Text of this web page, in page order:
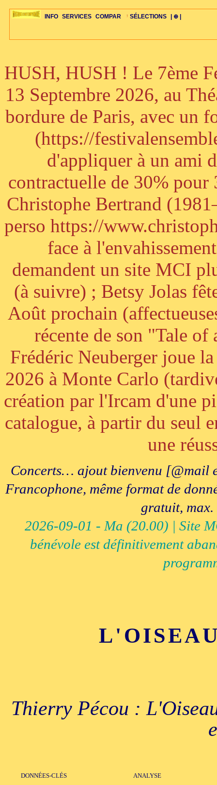
INFO
ÉDITORIAUX ACTUS-CONCERTS HISTOIRE PAYS STYLES-ÉCOLES
SERVICES
MAJ-LISTE ARCH-CONCERTS LIENS RADIOS VIDÉOS PLAN FAQS
COMPAR
SÉLECTION GUIDE-EXPRESS ŒUVRES BIOGRAPHIES PERSPECTIVE
SÉLECTIONS
SÉLECTION COMPOS-INTRO COMPO-INDIV ŒUVRES-INDIV
| ⊕ |
20ÈME PARAL 1001 CD TOP-REC BONUS-ROMANS BONUS-FILMS
CELLO-C
ALTO-C
VIOLON-C
PIANO-CONC GRAND-
HUSH, HUSH ! Le 7ème
13 Septembre 2026, au
bordure de Paris, avec un
(https://
d'appliquer à un ami
contractuelle de 30% pour
Christophe Bertrand
perso https://
face à
demandent un site MCI
(à suivre) ; Betsy Jolas
Août prochain
récente de son "Tale of
Frédéric Neuberger joue
2026 à Monte Carlo
création par l'Ircam d'une
catalogue, à partir du seul
une
Concerts… ajout bienvenu [@mail
Francophone, même format de
gratuit,
2026-09-01 - Ma (20.00) | Site
bénévole est définitivement
Thierry Pécou :
DONNÉES-CLÉS ANALYSE